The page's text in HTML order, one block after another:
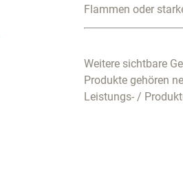
Flammen oder
Weitere sichtbare
Produkte gehören
Leistungs- /